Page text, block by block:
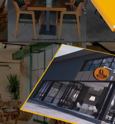
mekân dayanıklılığıyla
metal konstrüksiyonu ve
sağlar. Hafif yapısı
mekâna estetik bir şekilde
Ürünü